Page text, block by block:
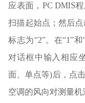
应表面，PC DMIS
扫描起始点；然后
标志为“2”。在“1”
对话框中输入相应
面、单点等)后，点击
空调的风向对测量机